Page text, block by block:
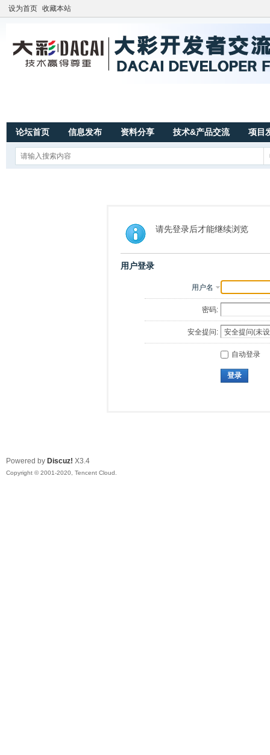
设为首页 收藏本站
论坛首页 信息发布 资料分享 技术&产品交流 项目
请先登录后才能继续浏览
用户登录
用户名
密码:
安全提问:
自动登录
登录
Powered by Discuz! X3.4
Copyright © 2001-2020, Tencent Cloud.